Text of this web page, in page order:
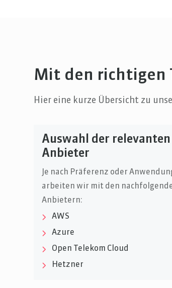
Mit den richtigen
Hier eine kurze Übersicht zu
Auswahl der relevanten
Anbieter
Je nach Präferenz oder
arbeiten wir mit den
Anbietern:
AWS
Azure
Open Telekom Cloud
Hetzner